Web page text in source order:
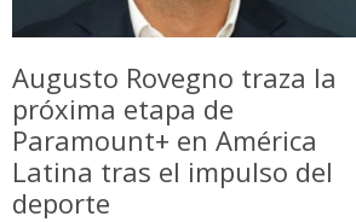
Augusto Rovegno traza la
próxima etapa de
Paramount+ en América
Latina tras el impulso del
deporte